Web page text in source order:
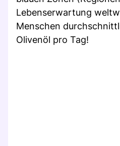
Lebenserwartung
Menschen
Olivenöl pro Tag!